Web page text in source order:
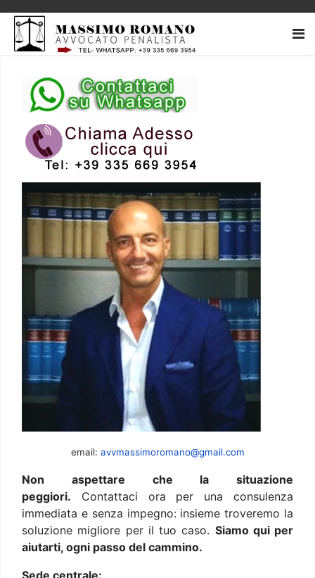
email: avvmassimoromano@gmail.com
Non aspettare che la situazione
peggiori. Contattaci ora per una consulenza
immediata e senza impegno: insieme troveremo la
soluzione migliore per il tuo caso. Siamo qui per
aiutarti, ogni passo del cammino.
Sede centrale: